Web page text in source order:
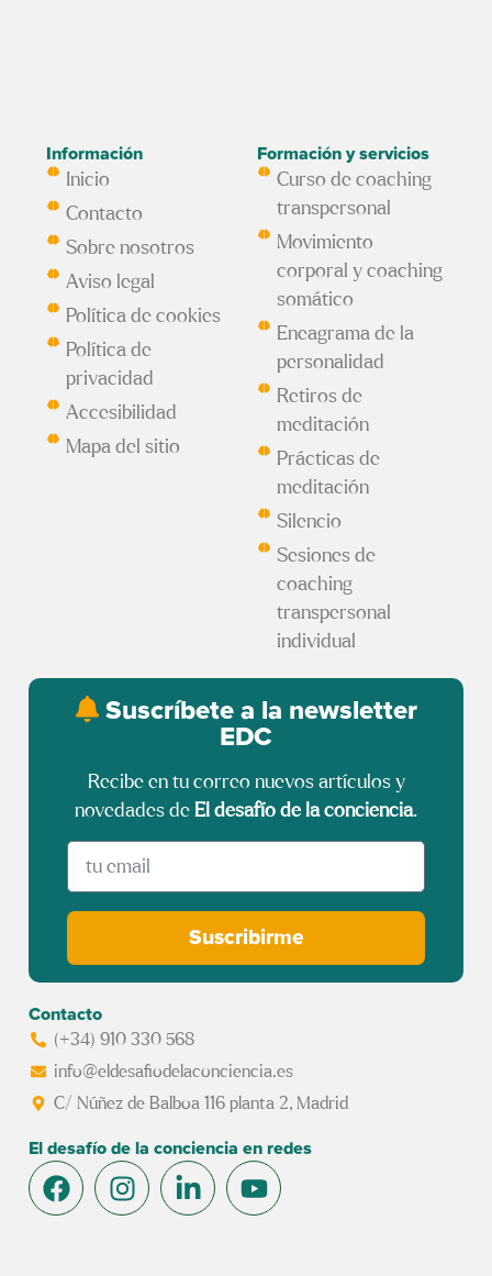
Información
Inicio
Contacto
Sobre nosotros
Aviso legal
Política de cookies
Política de
privacidad
Accesibilidad
Mapa del sitio
Formación y servicios
Curso de coaching
transpersonal
Movimiento
corporal y coaching
somático
Eneagrama de la
personalidad
Retiros de
meditación
Prácticas de
meditación
Silencio
Sesiones de
coaching
transpersonal
individual
Suscríbete a la newsletter
EDC
Recibe en tu correo nuevos artículos y
novedades de El desafío de la conciencia.
Suscribirme
Contacto
(+34) 910 330 568
info@eldesafiodelaconciencia.es
C/ Núñez de Balboa 116 planta 2, Madrid
El desafío de la conciencia en redes